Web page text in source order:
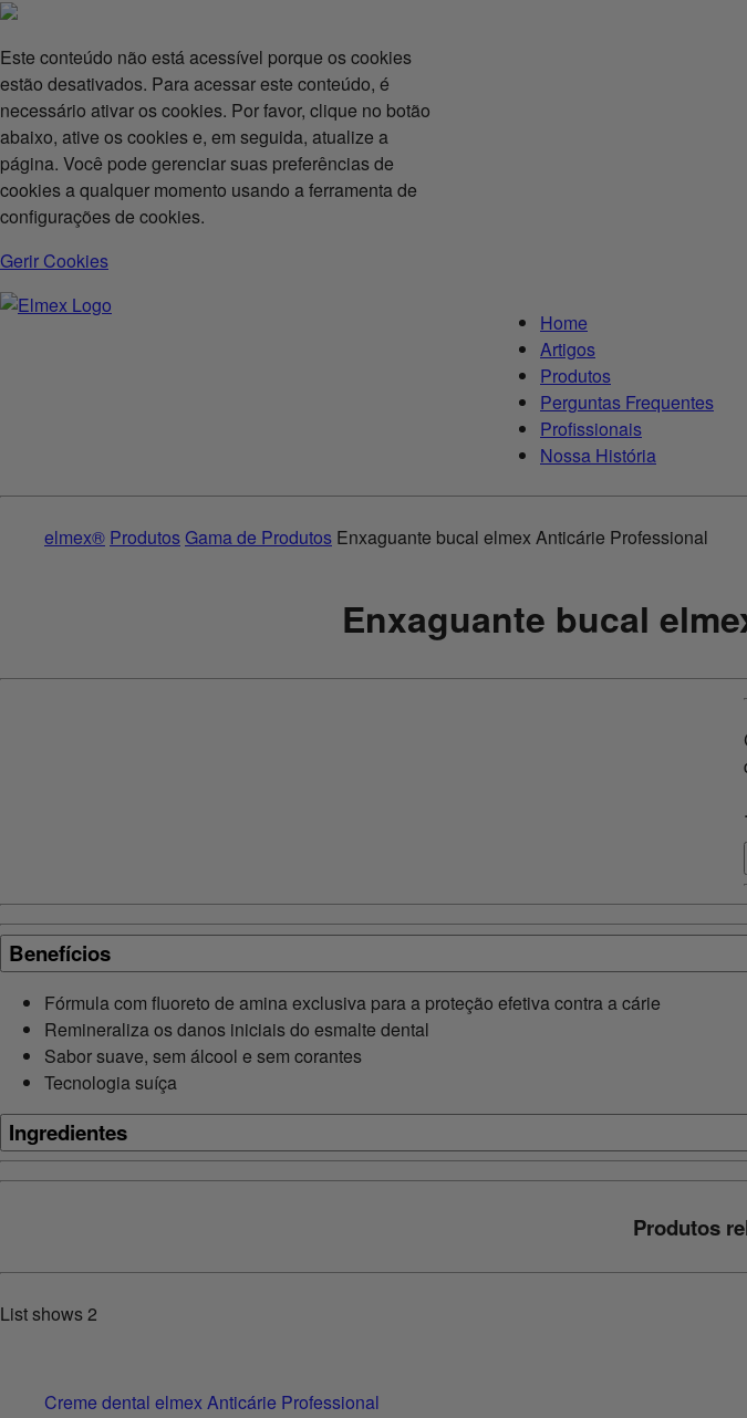
Este conteúdo não está acessível porque os cookies
estão desativados. Para acessar este conteúdo, é
necessário ativar os cookies. Por favor, clique no botão
abaixo, ative os cookies e, em seguida, atualize a
página. Você pode gerenciar suas preferências de
cookies a qualquer momento usando a ferramenta de
configurações de cookies.
Gerir Cookies
Home
Artigos
Produtos
Perguntas Frequentes
Profissionais
Nossa História
elmex® ProdutosGama de Produtos Enxaguante bucal elmex Anticárie Professional
Enxaguante bucal
.
Benefícios
Fórmula com fluoreto de amina exclusiva para a proteção efetiva contra a cárie
Remineraliza os danos iniciais do esmalte dental
Sabor suave, sem álcool e sem corantes
Tecnologia suíça
Ingredientes
Produtos
List shows2
Creme dental elmex Anticárie Professional